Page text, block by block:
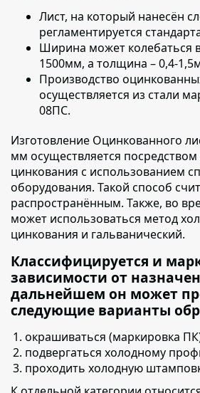
Лист, на который нанесён
регламентируется
Ширина может колебаться
1500мм, а толщина – 0,4-
Производство
осуществляется из стали
08ПС.
Изготовление Оцинкованного
мм осуществляется посредством
цинкования с использованием
оборудования. Такой способ
распространённым. Также, во
может использоваться метод
цинкования и гальванический.
Классифицируется и
зависимости от
дальнейшем он может
следующие варианты
окрашиваться (маркировка
подвергаться холодному
проходить холодную